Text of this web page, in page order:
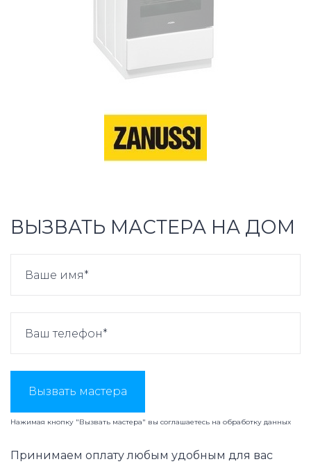
ВЫЗВАТЬ МАСТЕРА НА ДОМ
Вызвать мастера
Нажимая кнопку "Вызвать мастера" вы соглашаетесь на обработку данных
Принимаем оплату любым удобным для вас